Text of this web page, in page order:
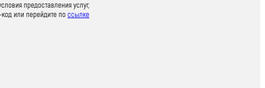
предоставления услуг,
код или перейдите поссылке